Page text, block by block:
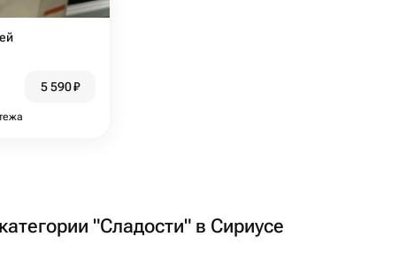
5 590₽
"Сладости" в Сириусе